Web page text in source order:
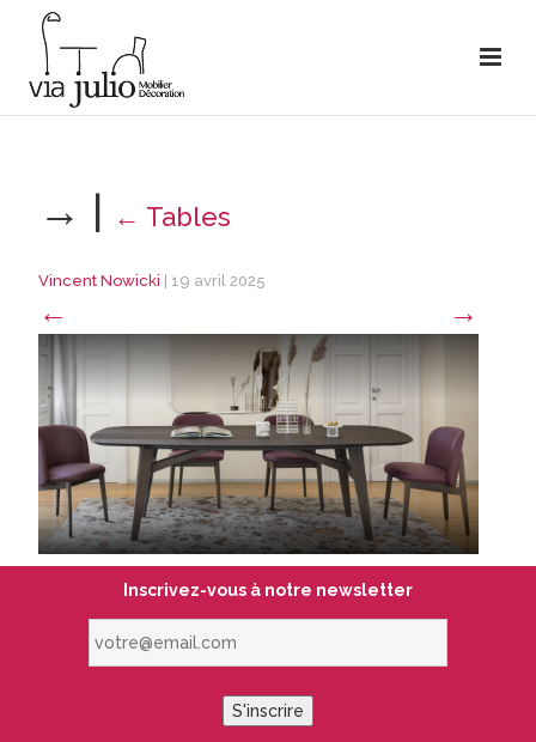
→ | ← Tables
Vincent Nowicki 19 avril 2025
← →
Inscrivez-vous à notre newsletter
S'inscrire